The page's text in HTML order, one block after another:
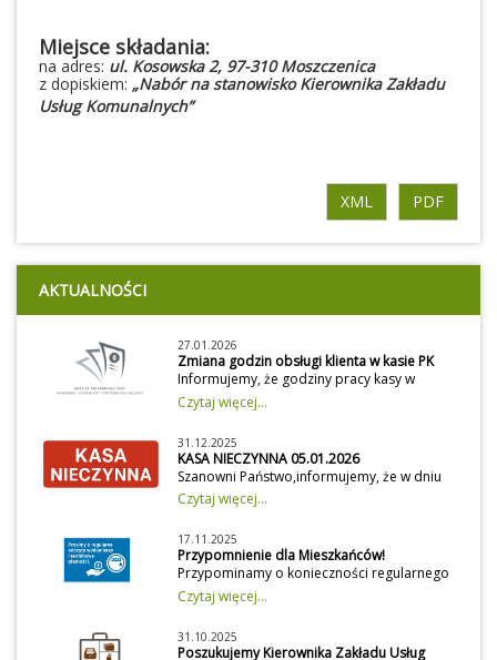
Miejsce składania:
na adres: ul. Kosowska 2, 97-310 Moszczenica
z dopiskiem: „Nabór na stanowisko Kierownika Zakładu
Usług Komunalnych”
PDF
XML
AKTUALNOŚCI
27.01.2026
Zmiana godzin obsługi klienta w kasie PK
Informujemy, że godziny pracy kasy w
Przedsiębiorstwie Komunalnym zostały
dostosowane do godzin urzędowania Kasy
Poniedziałek – czwartek: 7:30 – 12:00 Piątek:
kasa nieczynnaProsimy o uwzględnienie
zmian przy planowaniu wizyt.
Czytaj więcej...
31.12.2025
KASA NIECZYNNA 05.01.2026
Szanowni Państwo,informujemy, że w dniu
05 stycznia 2026 r. kasa Przedsiębiorstwa
Komunalnego pozostaje nieczynna z
informatycznego służącego do rozliczeń za
dostawę wody i odprowadzanie
ścieków.Prace te są kontynuacją aktualizacji
rozpoczętej w dniu 02 stycznia 2026
formie bezgotówkowej:-przelewem na
konto bankowe: BNP PARIBAS Bank Polska
Czytaj więcej...
17.11.2025
Przypomnienie dla Mieszkańców!
Przypominamy o konieczności regularnego
przekazywania bieżących odczytów
wodomierzy do Przedsiębiorstwa
Państwo zgłaszać w dogodny dla siebie
Czytaj więcej...
31.10.2025
Poszukujemy Kierownika Zakładu Usług